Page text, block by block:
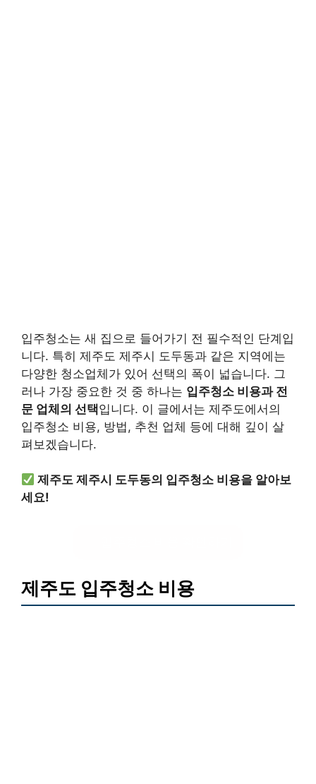
입주청소는 새 집으로 들어가기 전 필수적인 단계입
니다. 특히 제주도 제주시 도두동과 같은 지역에는
다양한 청소업체가 있어 선택의 폭이 넓습니다. 그
러나 가장 중요한 것 중 하나는 입주청소 비용과 전
문 업체의 선택입니다. 이 글에서는 제주도에서의
입주청소 비용, 방법, 추천 업체 등에 대해 깊이 살
펴보겠습니다.
제주도 제주시 도두동의 입주청소 비용을 알아보
세요!
제주도 입주청소 비용